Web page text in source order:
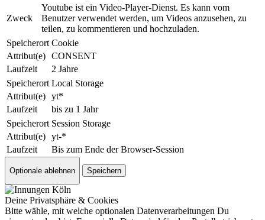
Zweck
Youtube ist ein Video-Player-Dienst. Es kann vom
Benutzer verwendet werden, um Videos anzusehen, zu
teilen, zu kommentieren und hoch­zu­la­den.
Speicherort Cookie
Attribut(e) CONSENT
Laufzeit
2 Jahre
Speicherort Local Storage
Attribut(e) yt*
Laufzeit
bis zu 1 Jahr
Speicherort Session Storage
Attribut(e) yt-*
Laufzeit
Bis zum Ende der Browser-Session
Optionale ablehnen Speichern
Deine Privatsphäre & Cookies
Bitte wähle, mit welche optionalen Datenverarbeitungen Du